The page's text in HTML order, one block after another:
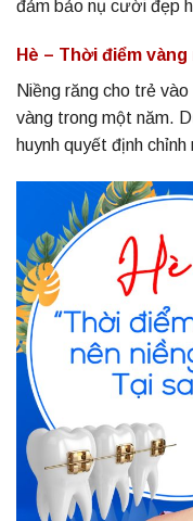
đảm bảo nụ cười đẹp
Hè – Thời điểm
Niềng răng cho trẻ
vàng trong một năm.
huynh quyết định chỉnh